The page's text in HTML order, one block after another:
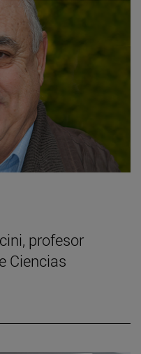
profesor
Ciencias